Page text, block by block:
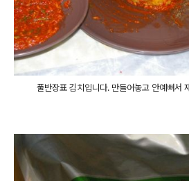
풀반장표 김치입니다. 만들어놓고 안예뻐서